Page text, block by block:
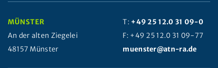
MÜNSTER
An der alten Ziegelei
48157 Münster
T: +49 25 12.0 31 09-0
F: +49 25 12.0 31 09-77
muenster@atn-ra.de